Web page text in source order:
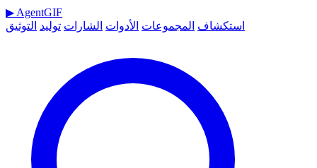
▶ AgentGIF
استكشاف المجموعات الأدوات الشارات توليد التوثيق